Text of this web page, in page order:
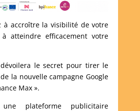
à accroître la visibilité de votre
atteindre efficacement votre
le secret pour tirer le
la nouvelle campagne Google
Max ».
plateforme publicitaire